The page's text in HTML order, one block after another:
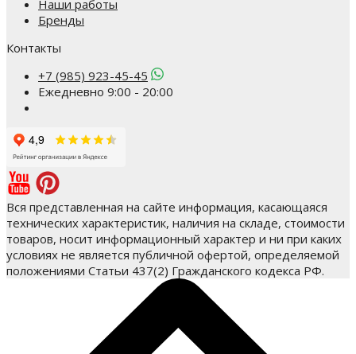
Наши работы
Бренды
Контакты
+7 (985) 923-45-45
Ежедневно 9:00 - 20:00
Вся представленная на сайте информация, касающаяся
технических характеристик, наличия на складе, стоимости
товаров, носит информационный характер и ни при каких
условиях не является публичной офертой, определяемой
положениями Статьи 437(2) Гражданского кодекса РФ.